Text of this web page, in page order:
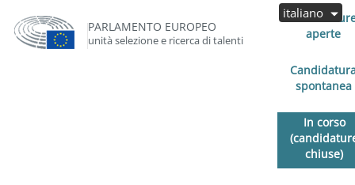
PARLAMENTO EUROPEO
unità selezione e ricerca di talenti
aperte
spontanea
In corso
chiuse)
italiano